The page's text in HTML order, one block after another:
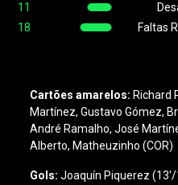
11
18
Faltas
Cartões amarelos: Richard
Martínez, Gustavo Gómez,
André Ramalho, José
Alberto, Matheuzinho (COR)
Gols: Joaquín Piquerez